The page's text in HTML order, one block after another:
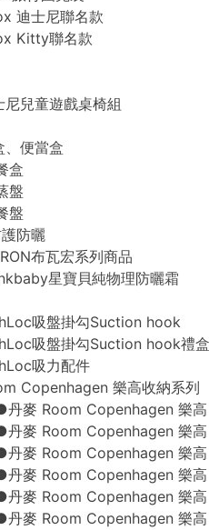
迪士尼聯名款
Kitty聯名款
尼兒童遊戲桌椅組
、便當盒
盒
盤
盤
防曬
布瓦宏系列商品
星寶貝純物理防曬霜
吸盤掛勾Suction hook
吸盤掛勾Suction hook禮
吸力配件
Copenhagen 樂高收納系列
丹麥 Room Copenhagen 樂高
丹麥 Room Copenhagen 樂高
丹麥 Room Copenhagen 樂高
丹麥 Room Copenhagen 樂高
丹麥 Room Copenhagen 樂高
丹麥 Room Copenhagen 樂高